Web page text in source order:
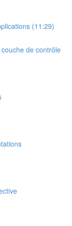
(11:29)
de contrôle